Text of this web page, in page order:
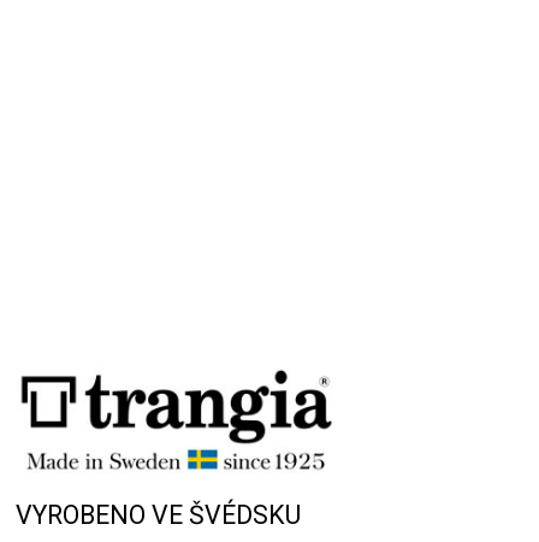
VYROBENO VE ŠVÉDSKU